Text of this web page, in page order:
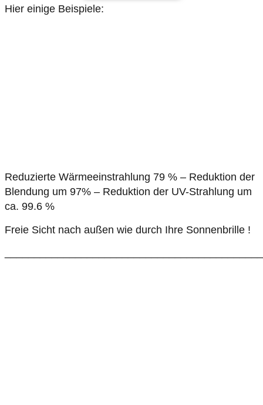
Hier einige Beispiele:
Reduzierte Wärmeeinstrahlung 79 % – Reduktion der
Blendung um 97% – Reduktion der UV-Strahlung um
ca. 99.6 %
Freie Sicht nach außen wie durch Ihre Sonnenbrille !